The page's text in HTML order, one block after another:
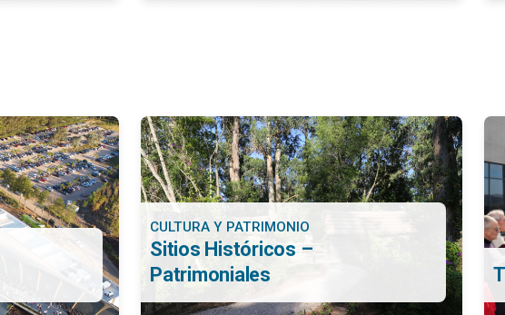
CULTURA Y PATRIMONIO
Sitios Históricos –
Patrimoniales